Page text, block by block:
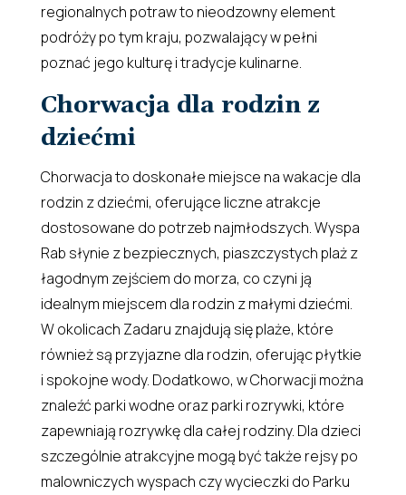
regionalnych potraw to nieodzowny element
podróży po tym kraju, pozwalający w pełni
poznać jego kulturę i tradycje kulinarne.
Chorwacja dla rodzin z
dziećmi
Chorwacja to doskonałe miejsce na wakacje dla
rodzin z dziećmi, oferujące liczne atrakcje
dostosowane do potrzeb najmłodszych. Wyspa
Rab słynie z bezpiecznych, piaszczystych plaż z
łagodnym zejściem do morza, co czyni ją
idealnym miejscem dla rodzin z małymi dziećmi.
W okolicach Zadaru znajdują się plaże, które
również są przyjazne dla rodzin, oferując płytkie
i spokojne wody. Dodatkowo, w Chorwacji można
znaleźć parki wodne oraz parki rozrywki, które
zapewniają rozrywkę dla całej rodziny. Dla dzieci
szczególnie atrakcyjne mogą być także rejsy po
malowniczych wyspach czy wycieczki do Parku